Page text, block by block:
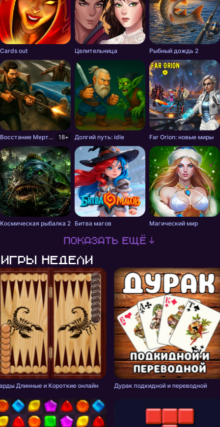
Cards out Целительница Рыбный дождь 2
Восстание Мертвецов 18+ Долгий путь: idle Far Orion: новые миры
Космическая рыбалка 2 Битва магов Магический мир
Показать ещё
Игры недели
Длинные и Короткие онлайн Дурак подкидной и переводной